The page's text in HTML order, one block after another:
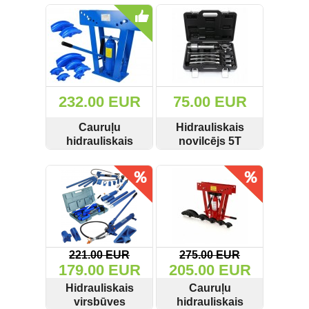
SKATĪT PIRKT
G00911
SKATĪT PIRKT
232.00 EUR
Cauruļu
hidrauliskais
G0241 Geko
SKATĪT PIRKT
75.00 EUR
Hidrauliskais
novilcējs 5T
SKATĪT PIRKT
221.00 EUR
179.00 EUR
Hidrauliskais
virsbūves
275.00 EUR
205.00 EUR
Cauruļu
hidrauliskais
Griešanas diski un zāģa asmeņi
Hidrauliskās preses (20)
Hidrauliskie instrumenti (40)
Instrumentu komplekti (554)
Kompresori (157)
Krāsošanas instrumenti (133)
Laivu dzinēji (12)
LED produkti (73)